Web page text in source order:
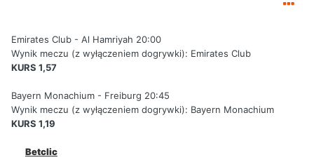
Emirates Club - Al Hamriyah 20:00
Wynik meczu (z wyłączeniem dogrywki): Emirates Club
KURS 1,57
Bayern Monachium - Freiburg 20:45
Wynik meczu (z wyłączeniem dogrywki): Bayern Monachium
KURS 1,19
Betclic